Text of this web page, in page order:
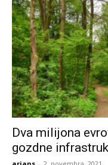
Dva milijona
gozdne